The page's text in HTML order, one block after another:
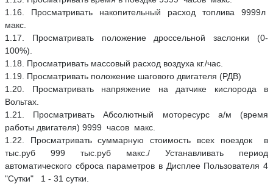
1.16. Просматривать накопительный расход топлива 9999л
макс.
1.17. Просматривать положение дроссельной заслонки (0-
100%).
1.18. Просматривать массовый расход воздуха кг./час.
1.19. Просматривать положение шагового двигателя (РДВ)
1.20. Просматривать напряжение на датчике кислорода в
Вольтах.
1.21. Просматривать Абсолютный моторесурс а/м (время
работы двигателя) 9999 часов макс.
1.22. Просматривать суммарную стоимость всех поездок в
тыс.руб 999 тыс.руб макс./ Устанавливать период
автоматического сброса параметров в Дисплее Пользователя 4
"Сутки" 1 - 31 сутки.